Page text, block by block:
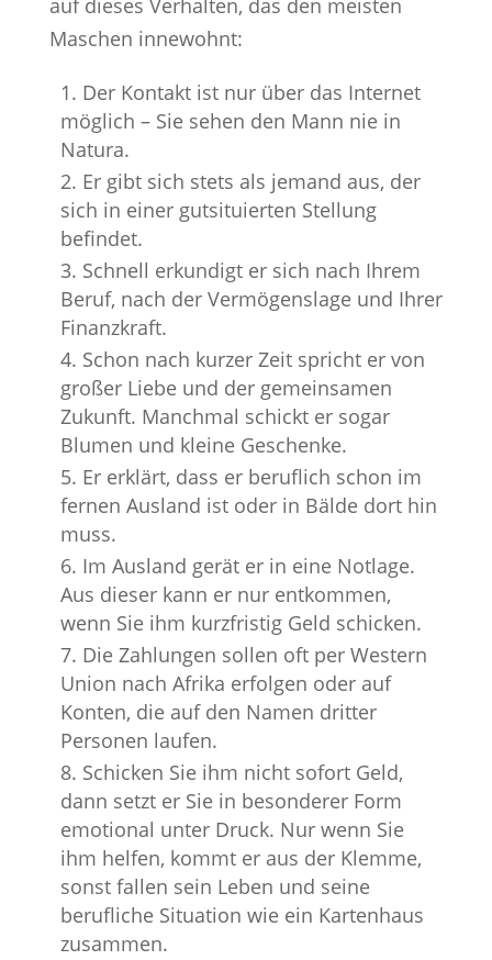
Maschen innewohnt:
Der Kontakt ist nur über das Internet
möglich – Sie sehen den Mann nie in
Natura.
Er gibt sich stets als jemand aus, der
sich in einer gutsituierten Stellung
befindet.
Schnell erkundigt er sich nach Ihrem
Beruf, nach der Vermögenslage und Ihrer
Finanzkraft.
Schon nach kurzer Zeit spricht er von
großer Liebe und der gemeinsamen
Zukunft. Manchmal schickt er sogar
Blumen und kleine Geschenke.
Er erklärt, dass er beruflich schon im
fernen Ausland ist oder in Bälde dort hin
muss.
Im Ausland gerät er in eine Notlage.
Aus dieser kann er nur entkommen,
wenn Sie ihm kurzfristig Geld schicken.
Die Zahlungen sollen oft per Western
Union nach Afrika erfolgen oder auf
Konten, die auf den Namen dritter
Personen laufen.
Schicken Sie ihm nicht sofort Geld,
dann setzt er Sie in besonderer Form
emotional unter Druck. Nur wenn Sie
ihm helfen, kommt er aus der Klemme,
sonst fallen sein Leben und seine
berufliche Situation wie ein Kartenhaus
zusammen.